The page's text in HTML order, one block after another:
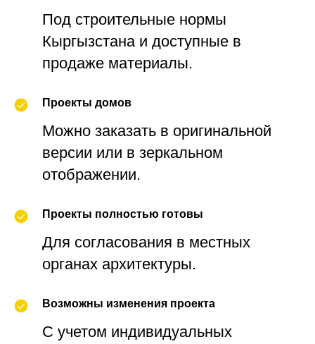
Под строительные нормы
Кыргызстана и доступные в
продаже материалы.
Проекты домов
Можно заказать в оригинальной
версии или в зеркальном
отображении.
Проекты полностью готовы
Для согласования в местных
органах архитектуры.
Возможны изменения проекта
С учетом индивидуальных